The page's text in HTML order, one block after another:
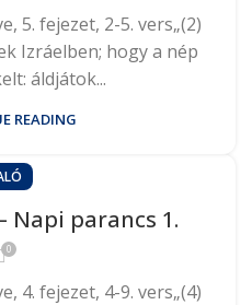
5. fejezet, 2-5. vers„(2)
Izráelben; hogy a nép
áldjátok...
READING
Napi parancs 1.
0
4. fejezet, 4-9. vers„(4)